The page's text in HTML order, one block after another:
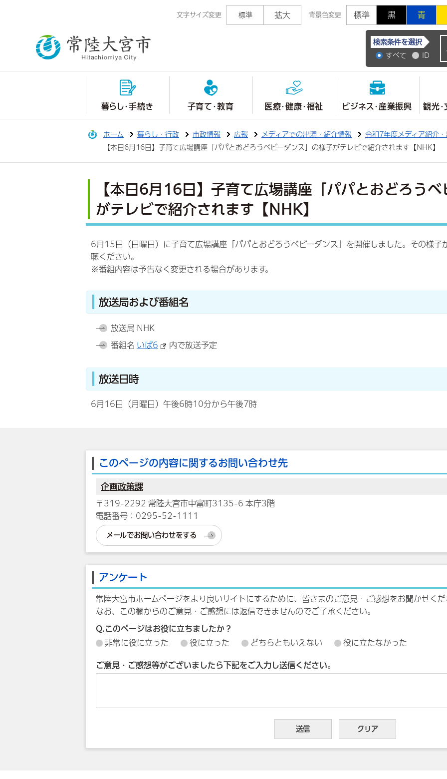
文字サイズ変更 標準 拡大 背景色変更 標準 黒 青
常陸大宮市公式ホ
検索条件を選択
すべて
ID
暮らし・手続き 子育て・教育 医療・健康・福祉 ビジネス・産業振興 観光
ホーム 暮らし・行政 市政情報 広報 メディアでの出演・紹介情報
令和7年度メディア紹介
【本日6月16日】子育て広場講座「パパとおどろうベビーダンス」の様子がテレビで紹介されます【NHK】
【本日6月16日】子育て広場講座「パパとおどろう
がテレビで紹介されます【NHK】
6月15日（日曜日）に子育て広場講座「パパとおどろうベビーダンス」を開催しました。その様子
聴ください。
※番組内容は予告なく 変更される場合があります。
放送局および番組名
放送局 NHK
番組名 いば6 内で放送予定
放送日時
6月16日（月曜日）午後6時10分から午後7時
このページの内容に関するお問い合わせ先
企画政策課
〒319-2292 常陸大宮市中富町3135-6 本庁3階
電話番号：0295-52-1111
メールでお問い合わせをする
アンケート
常陸大宮市ホームページをより良いサイトにするために、皆さまのご意見・ご感想をお聞かせく
なお、この欄からのご意見・ご感想には返信できませんのでご了承ください。
Q.このページはお役に立ちましたか？
非常に役に立った
役に立った どちらともいえない 役に立たなかった
ご意見・ご感想等がございましたら下記をご入力し送信ください。